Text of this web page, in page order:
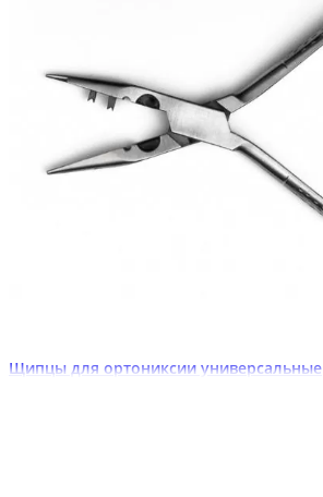
Щипцы для ортониксии универсальные